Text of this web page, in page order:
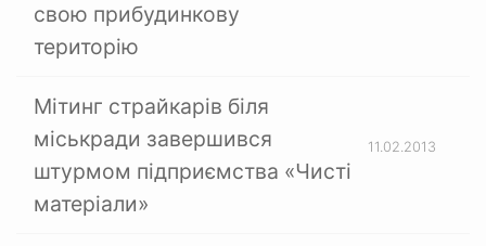
свою прибудинкову
територію
Мітинг страйкарів біля
міськради завершився
штурмом підприємства «Чисті
матеріали»
11.02.2013